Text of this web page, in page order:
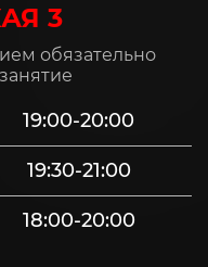
3
обязательно
19:00-20:00
19:30-21:00
18:00-20:00